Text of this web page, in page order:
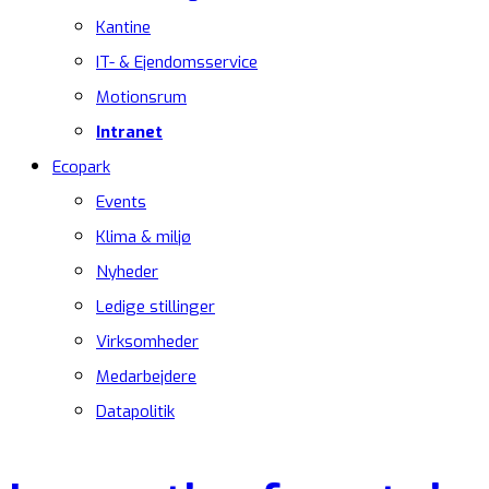
Kantine
IT- & Ejendomsservice
Motionsrum
Intranet
Ecopark
Events
Klima & miljø
Nyheder
Ledige stillinger
Virksomheder
Medarbejdere
Datapolitik